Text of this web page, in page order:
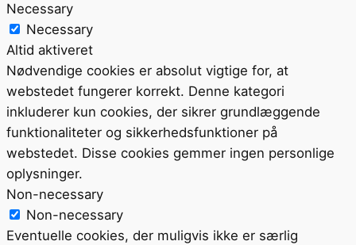
Necessary
Necessary
Altid aktiveret
Nødvendige cookies er absolut vigtige for, at
webstedet fungerer korrekt. Denne kategori
inkluderer kun cookies, der sikrer grundlæggende
funktionaliteter og sikkerhedsfunktioner på
webstedet. Disse cookies gemmer ingen personlige
oplysninger.
Non-necessary
Non-necessary
Eventuelle cookies, der muligvis ikke er særlig